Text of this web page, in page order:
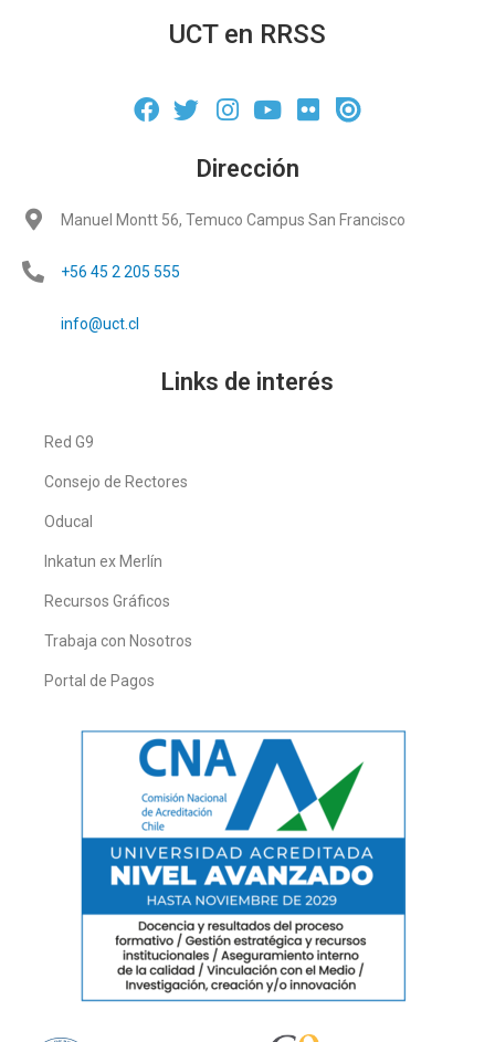
UCT en RRSS
Dirección
Manuel Montt 56, Temuco Campus San Francisco
+56 45 2 205 555
info@uct.cl
Links de interés
Red G9
Consejo de Rectores
Oducal
Inkatun ex Merlín
Recursos Gráficos
Trabaja con Nosotros
Portal de Pagos